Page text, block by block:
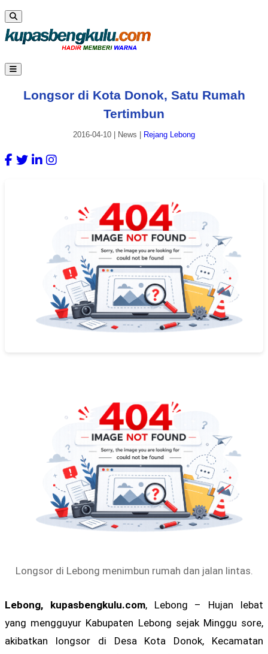
Longsor di Kota Donok, Satu Rumah
Tertimbun
2016-04-10 News Rejang Lebong
Longsor di Lebong menimbun rumah dan jalan lintas.
Lebong, kupasbengkulu.com, Lebong – Hujan lebat
yang mengguyur Kabupaten Lebong sejak Minggu sore,
akibatkan longsor di Desa Kota Donok, Kecamatan